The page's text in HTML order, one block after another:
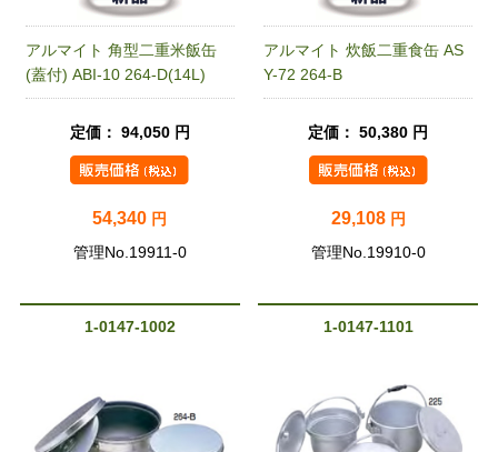
アルマイト 角型二重米飯缶
(蓋付) ABI-10 264-D(14L)
定価： 94,050 円
54,340 円
管理No.19911-0
アルマイト 炊飯二重食缶 AS
Y-72 264-B
定価： 50,380 円
29,108 円
管理No.19910-0
1-0147-1002 1-0147-1101